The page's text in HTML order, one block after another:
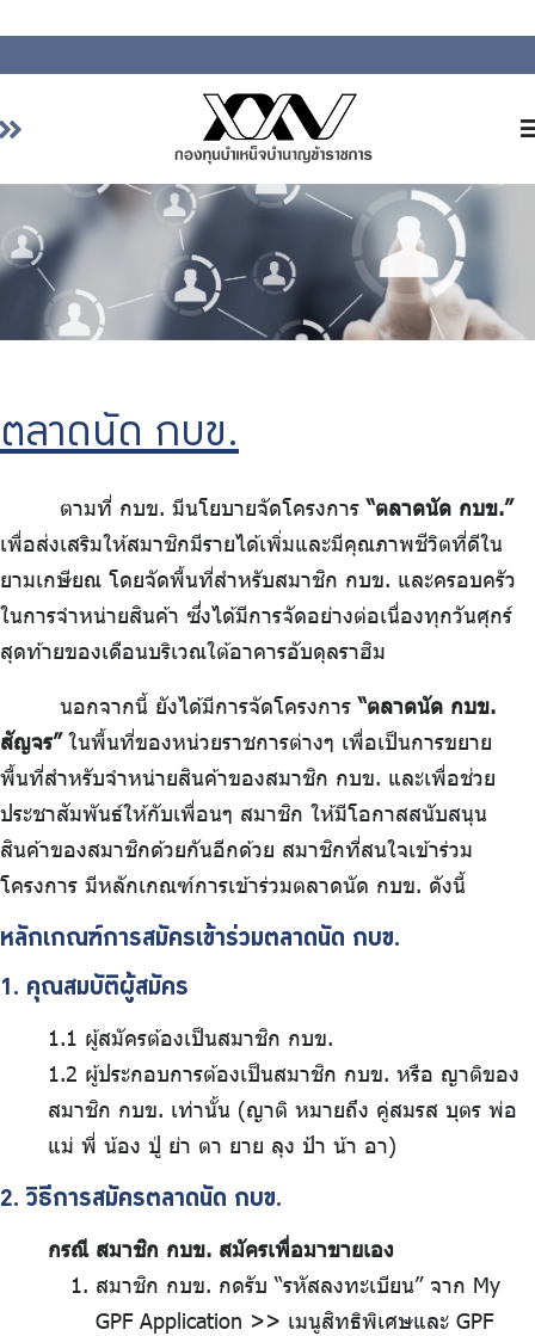
เกี่ยวกับ กบข.
บริการสมาชิก
ลงทุน
รายงานผลการดำเนินงาน
จัดซื้อจัดจ้าง
บริการเจ้าหน้าที่ส่วนราชการ
ร่วมงานกับเรา
ติดต่อเรา
ไทย | Eng
ตลาดนัด กบข.
ตามที่ กบข. มีนโยบายจัดโครงการ“ตลาดนัด กบข.”
เพื่อส่งเสริมให้สมาชิกมีรายได้เพิ่มและมีคุณภาพชีวิตที่ดีใน
ยามเกษียณ โดยจัดพื้นที่สำหรับสมาชิก กบข. และครอบครัว
ในการจำหน่ายสินค้า ซึ่งได้มีการจัดอย่างต่อเนื่องทุกวันศุกร์
สุดท้ายของเดือนบริเวณใต้อาคารอับดุลราฮิม
นอกจากนี้ ยังได้มีการจัดโครงการ“ตลาดนัด กบข.
สัญจร”ในพื้นที่ของหน่วยราชการต่างๆ เพื่อเป็นการขยาย
พื้นที่สำหรับจำหน่ายสินค้าของสมาชิก กบข. และเพื่อช่วย
ประชาสัมพันธ์ให้กับเพื่อนๆ สมาชิก ให้มีโอกาสสนับสนุน
สินค้าของสมาชิกด้วยกันอีกด้วย สมาชิกที่สนใจเข้าร่วม
โครงการ มีหลักเกณฑ์การเข้าร่วมตลาดนัด กบข. ดังนี้
หลักเกณฑ์การสมัครเข้าร่วมตลาดนัด กบข.
1. คุณสมบัติผู้สมัคร
1.1 ผู้สมัครต้องเป็นสมาชิก กบข.
1.2 ผู้ประกอบการต้องเป็นสมาชิก กบข. หรือ ญาติของ
สมาชิก กบข. เท่านั้น (ญาติ หมายถึง คู่สมรส บุตร พ่อ
แม่ พี่ น้อง ปู่ ย่า ตา ยาย ลุง ป้า น้า อา)
2. วิธีการสมัครตลาดนัด กบข.
กรณี สมาชิก กบข. สมัครเพื่อมาขายเอง
สมาชิก กบข. กดรับ “รหัสลงทะเบียน” จาก My
GPF Application >> เมนูสิทธิพิเศษและ GPF